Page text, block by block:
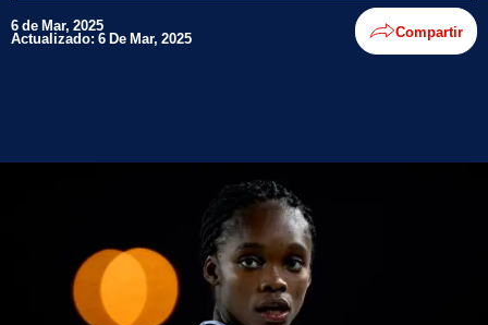
6 de Mar, 2025
Actualizado: 6 De Mar, 2025 Compartir